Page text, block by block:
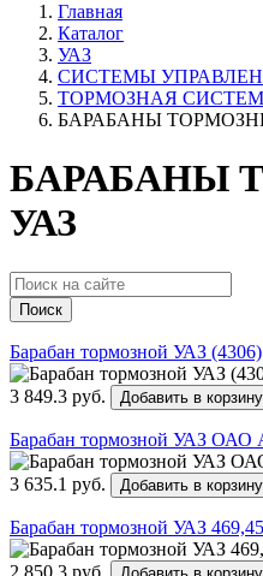
Главная
Каталог
УАЗ
СИСТЕМЫ
ТОРМОЗНАЯ
БАРАБАНЫ
БАРАБАНЫ
УАЗ
Поиск
Барабан тормозной УАЗ (4306)
3 849.3 руб. Добавить в корзину
Барабан тормозной УАЗ ОАО
3 635.1 руб. Добавить в корзину
Барабан тормозной УАЗ
2 850.3 руб.